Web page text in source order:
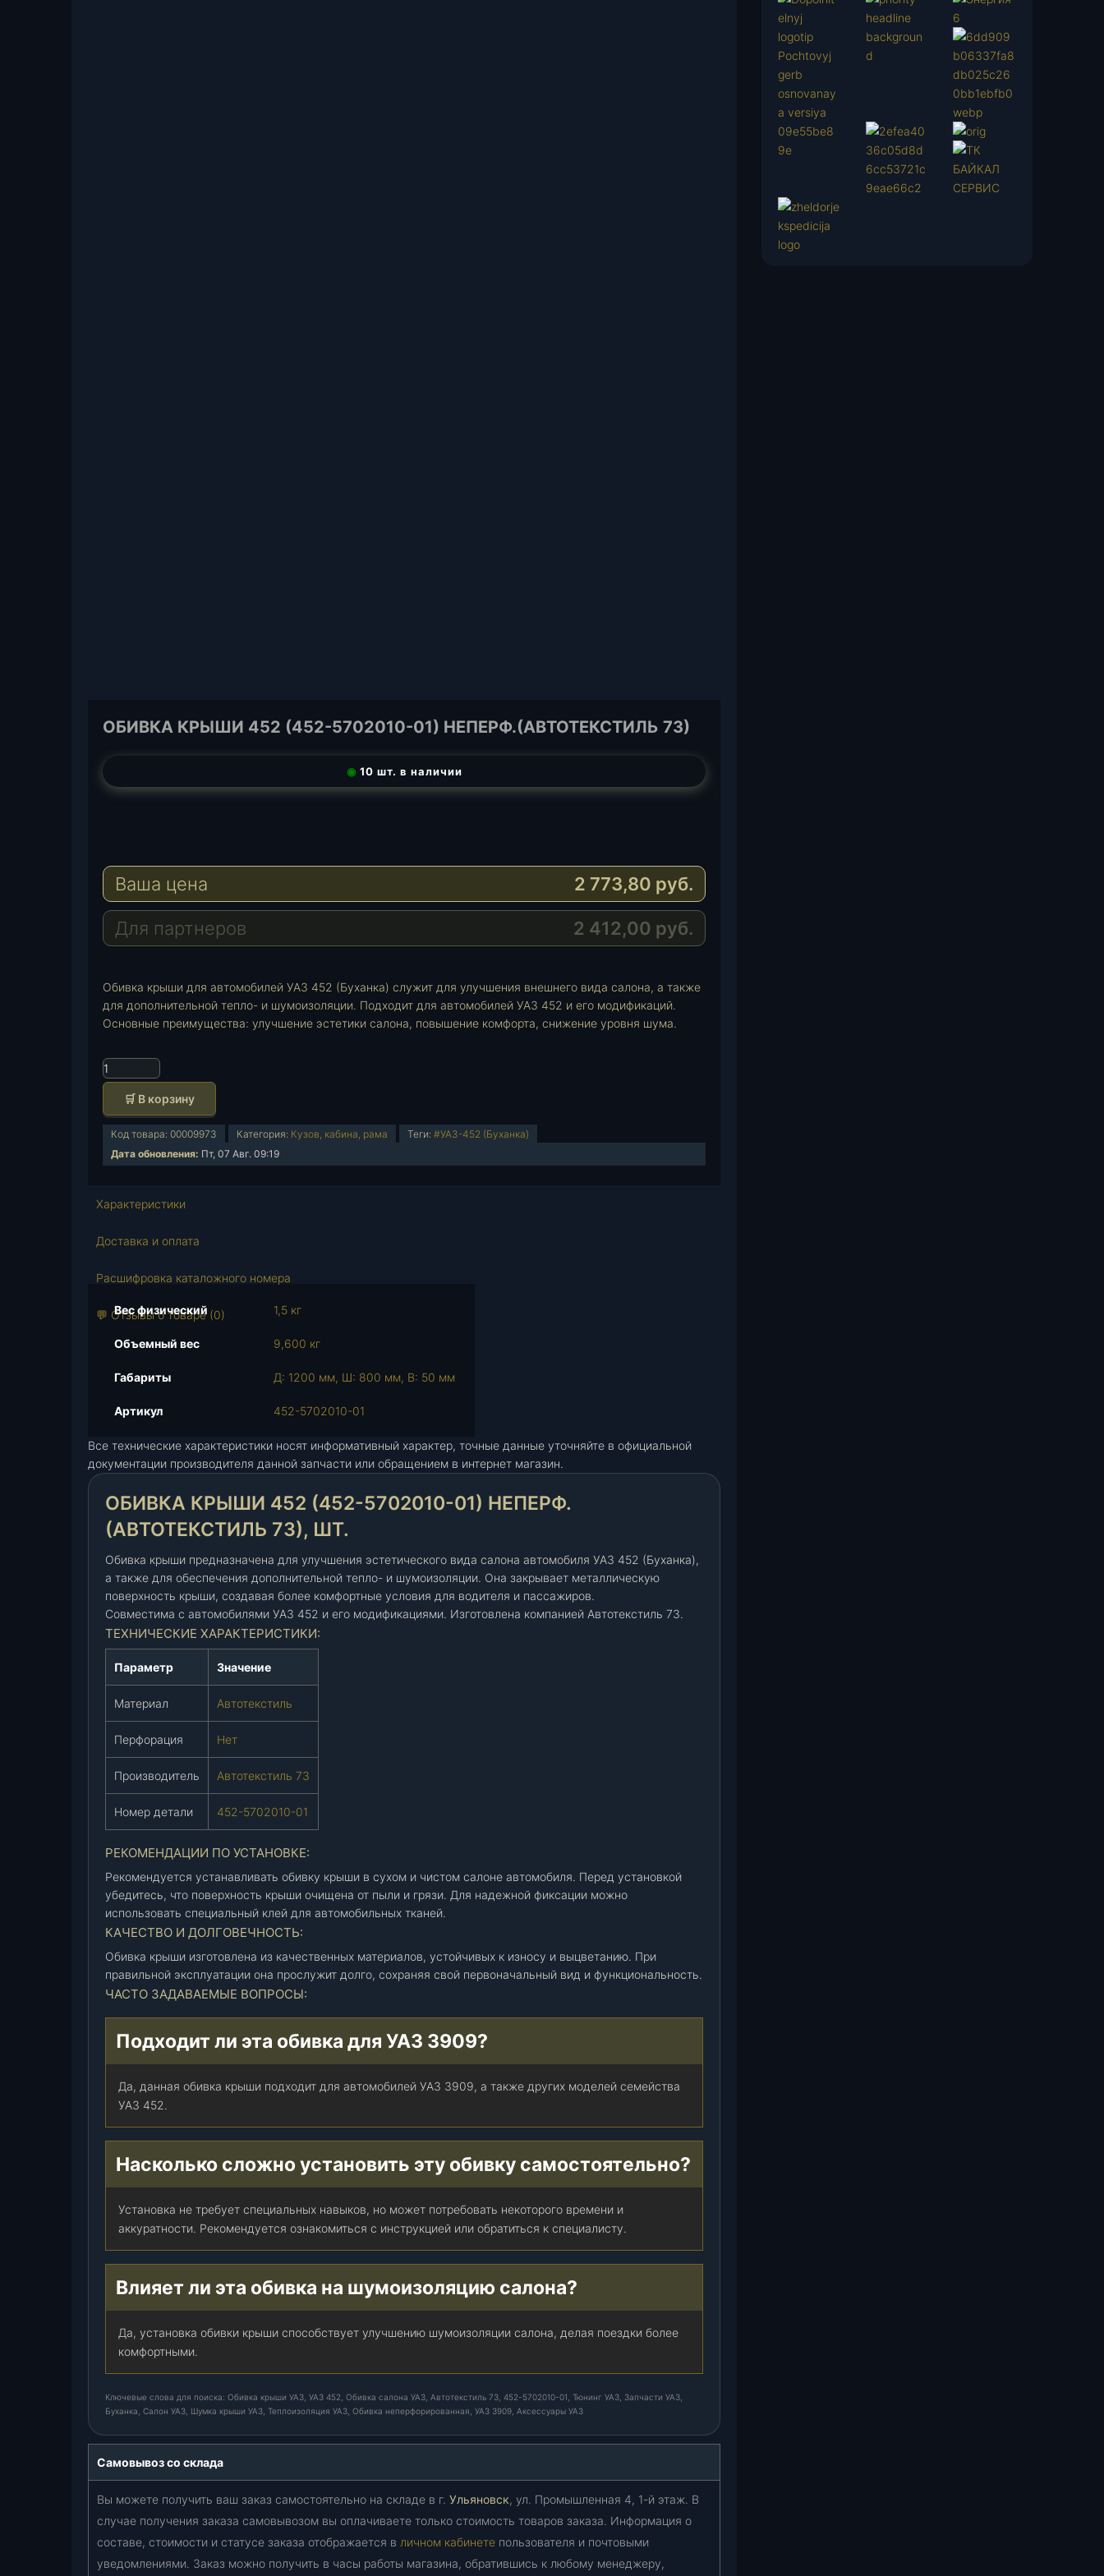
ОБИВКА КРЫШИ 452 (452-5702010-01) НЕПЕРФ.(АВТОТЕКСТИЛЬ 73)
◉ 10 шт. в наличии
e
r
a
m
a
s
A
p
a
i
l
Ваша цена 2 773,80 руб.
Для партнеров 2 412,00 руб.
Обивка крыши для автомобилей УАЗ 452 (Буханка) служит для улучшения внешнего вида салона, а также
для дополнительной тепло- и шумоизоляции. Подходит для автомобилей УАЗ 452 и его модификаций.
Основные преимущества: улучшение эстетики салона, повышение комфорта, снижение уровня шума.
К
о
и
т
о
о
а
к
а
р
ы
ш
и
4
5
2
(
4
-
0
1
)
н
е
п
е
(
т
о
7
,
т
🛒 В корзину
Код товара: 00009973 Категория: Кузов, кабина, рама Теги: #УАЗ-452 (Буханка)
Дата обновления: Пт, 07 Авг. 09:19
Характеристики
Доставка и оплата
Расшифровка каталожного номера
💬 Отзывы о товаре (0)
Вес физический 1,5 кг
Объемный вес 9,600 кг
Габариты Д: 1200 мм, Ш: 800 мм, В: 50 мм
Артикул 452-5702010-01
Все технические характеристики носят информативный характер, точные данные уточняйте в официальной
документации производителя данной запчасти или обращением в интернет магазин.
ОБИВКА КРЫШИ 452 (452-5702010-01) НЕПЕРФ.
(АВТОТЕКСТИЛЬ 73), ШТ.
Обивка крыши предназначена для улучшения эстетического вида салона автомобиля УАЗ 452 (Буханка),
а также для обеспечения дополнительной тепло- и шумоизоляции. Она закрывает металлическую
поверхность крыши, создавая более комфортные условия для водителя и пассажиров.
Совместима с автомобилями УАЗ 452 и его модификациями. Изготовлена компанией Автотекстиль 73.
ТЕХНИЧЕСКИЕ ХАРАКТЕРИСТИКИ:
Параметр Значение
Материал Автотекстиль
Перфорация Нет
Производитель Автотекстиль 73
Номер детали 452-5702010-01
РЕКОМЕНДАЦИИ ПО УСТАНОВКЕ:
Рекомендуется устанавливать обивку крыши в сухом и чистом салоне автомобиля. Перед установкой
убедитесь, что поверхность крыши очищена от пыли и грязи. Для надежной фиксации можно
использовать специальный клей для автомобильных тканей.
КАЧЕСТВО И ДОЛГОВЕЧНОСТЬ:
Обивка крыши изготовлена из качественных материалов, устойчивых к износу и выцветанию. При
правильной эксплуатации она прослужит долго, сохраняя свой первоначальный вид и функциональность.
ЧАСТО ЗАДАВАЕМЫЕ ВОПРОСЫ:
Подходит ли эта обивка для УАЗ 3909?
Да, данная обивка крыши подходит для автомобилей УАЗ 3909, а также других моделей семейства
УАЗ 452.
Насколько сложно установить эту обивку самостоятельно?
Установка не требует специальных навыков, но может потребовать некоторого времени и
аккуратности. Рекомендуется ознакомиться с инструкцией или обратиться к специалисту.
Влияет ли эта обивка на шумоизоляцию салона?
Да, установка обивки крыши способствует улучшению шумоизоляции салона, делая поездки более
комфортными.
Ключевые слова для поиска: Обивка крыши УАЗ, УАЗ 452, Обивка салона УАЗ, Автотекстиль 73, 452-5702010-01, Тюнинг УАЗ, Запчасти УАЗ,
Буханка, Салон УАЗ, Шумка крыши УАЗ, Теплоизоляция УАЗ, Обивка неперфорированная, УАЗ 3909, Аксессуары УАЗ
Самовывоз со склада
Вы можете получить ваш заказ самостоятельно на складе в г. Ульяновск, ул. Промышленная 4, 1-й этаж. В
случае получения заказа самовывозом вы оплачиваете только стоимость товаров заказа. Информация о
составе, стоимости и статусе заказа отображается в личном кабинете пользователя и почтовыми
уведомлениями. Заказ можно получить в часы работы магазина, обратившись к любому менеджеру,